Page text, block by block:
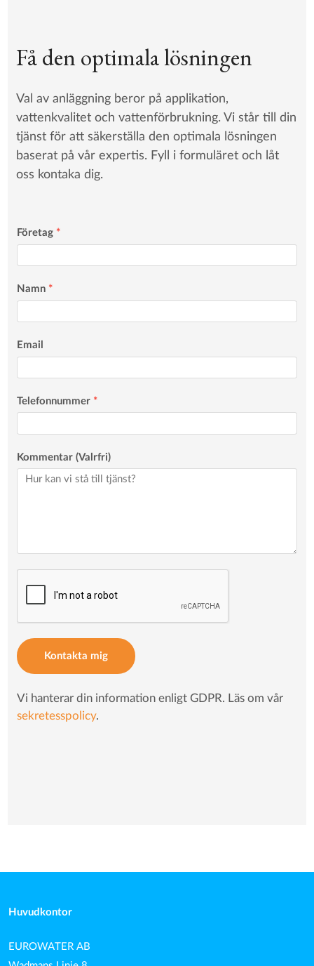
Få den optimala lösningen
Val av anläggning beror på applikation,
vattenkvalitet och vattenförbrukning. Vi står till din
tjänst för att säkerställa den optimala lösningen
baserat på vår expertis. Fyll i formuläret och låt
oss kontaka dig.
Företag *
Namn *
Email
Telefonnummer *
Kommentar (Valrfri)
Kontakta mig
Vi hanterar din information enligt GDPR. Läs om vår
sekretesspolicy.
Huvudkontor
EUROWATER AB